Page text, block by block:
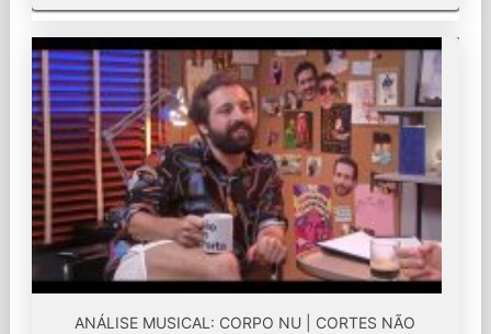
ANÁLISE MUSICAL: CORPO NU | CORTES NÃO